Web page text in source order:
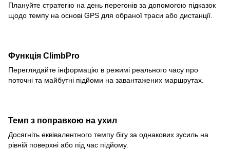
Плануйте стратегію на день перегонів за допомогою підказок
щодо темпу на основі GPS для обраної траси або дистанції.
Функція ClimbPro
Переглядайте інформацію в режимі реального часу про
поточні та майбутні підйоми на завантажених маршрутах.
Темп з поправкою на ухил
Досягніть еквівалентного темпу бігу за однакових зусиль на
рівній поверхні або під час підйому.